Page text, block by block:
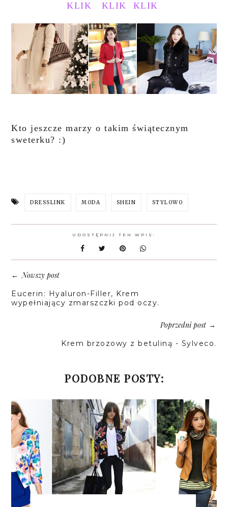
KLIK KLIK KLIK
Kto jeszcze marzy o takim świątecznym
sweterku? :)
DRESSLINK MODA SHEIN STYLOWO
UDOSTĘPNIJ TEN WPIS:
←Nowszy post
Eucerin: Hyaluron-Filler, Krem
wypełniający zmarszczki pod oczy.
Poprzedni post→
Krem brzozowy z betuliną - Sylveco.
PODOBNE POSTY: